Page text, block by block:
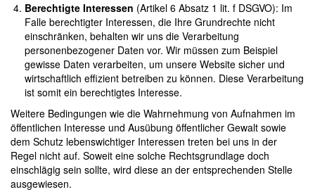
Berechtigte Interessen (Artikel 6 Absatz 1 lit. f DSGVO): Im
Falle berechtigter Interessen, die Ihre Grundrechte nicht
einschränken, behalten wir uns die Verarbeitung
personenbezogener Daten vor. Wir müssen zum Beispiel
gewisse Daten verarbeiten, um unsere Website sicher und
wirtschaftlich effizient betreiben zu können. Diese Verarbeitung
ist somit ein berechtigtes Interesse.
Weitere Bedingungen wie die Wahrnehmung von Aufnahmen im
öffentlichen Interesse und Ausübung öffentlicher Gewalt sowie
dem Schutz lebenswichtiger Interessen treten bei uns in der
Regel nicht auf. Soweit eine solche Rechtsgrundlage doch
einschlägig sein sollte, wird diese an der entsprechenden Stelle
ausgewiesen.